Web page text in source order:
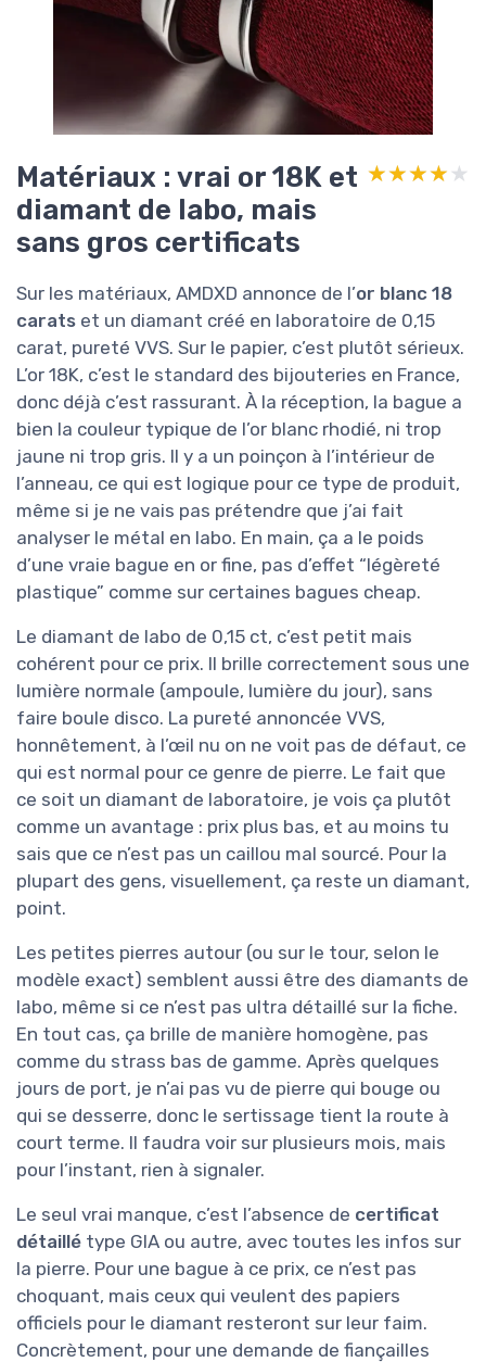
Matériaux : vrai or 18K et
diamant de labo, mais
sans gros certificats
★★★★★
★★★★★
Sur les matériaux, AMDXD annonce de l’or blanc 18
carats et un diamant créé en laboratoire de 0,15
carat, pureté VVS. Sur le papier, c’est plutôt sérieux.
L’or 18K, c’est le standard des bijouteries en France,
donc déjà c’est rassurant. À la réception, la bague a
bien la couleur typique de l’or blanc rhodié, ni trop
jaune ni trop gris. Il y a un poinçon à l’intérieur de
l’anneau, ce qui est logique pour ce type de produit,
même si je ne vais pas prétendre que j’ai fait
analyser le métal en labo. En main, ça a le poids
d’une vraie bague en or fine, pas d’effet “légèreté
plastique” comme sur certaines bagues cheap.
Le diamant de labo de 0,15 ct, c’est petit mais
cohérent pour ce prix. Il brille correctement sous une
lumière normale (ampoule, lumière du jour), sans
faire boule disco. La pureté annoncée VVS,
honnêtement, à l’œil nu on ne voit pas de défaut, ce
qui est normal pour ce genre de pierre. Le fait que
ce soit un diamant de laboratoire, je vois ça plutôt
comme un avantage : prix plus bas, et au moins tu
sais que ce n’est pas un caillou mal sourcé. Pour la
plupart des gens, visuellement, ça reste un diamant,
point.
Les petites pierres autour (ou sur le tour, selon le
modèle exact) semblent aussi être des diamants de
labo, même si ce n’est pas ultra détaillé sur la fiche.
En tout cas, ça brille de manière homogène, pas
comme du strass bas de gamme. Après quelques
jours de port, je n’ai pas vu de pierre qui bouge ou
qui se desserre, donc le sertissage tient la route à
court terme. Il faudra voir sur plusieurs mois, mais
pour l’instant, rien à signaler.
Le seul vrai manque, c’est l’absence de certificat
détaillé type GIA ou autre, avec toutes les infos sur
la pierre. Pour une bague à ce prix, ce n’est pas
choquant, mais ceux qui veulent des papiers
officiels pour le diamant resteront sur leur faim.
Concrètement, pour une demande de fiançailles